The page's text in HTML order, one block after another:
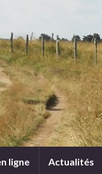
ligne Actualités